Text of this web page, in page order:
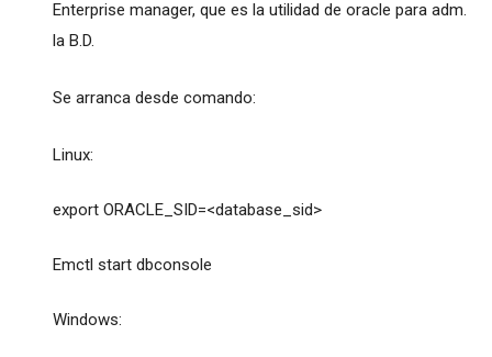
Enterprise manager, que es la utilidad de oracle para adm.
la B.D.
Se arranca desde comando:
Linux:
export ORACLE_SID=<database_sid>
Emctl start dbconsole
Windows: